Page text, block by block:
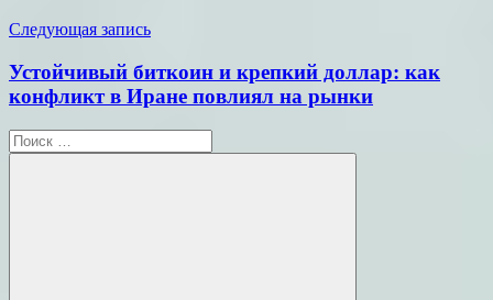
Следующая запись
Устойчивый биткоин и крепкий доллар: как
конфликт в Иране повлиял на рынки
Поиск
для: